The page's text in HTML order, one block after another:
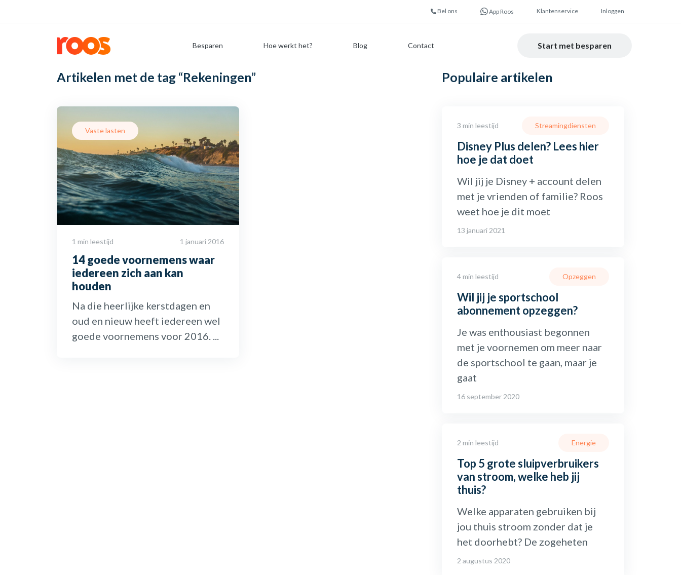
Bel ons App Roos Klantenservice Inloggen
Besparen Hoe werkt het? Blog Contact Start met besparen
Artikelen met de tag “Rekeningen”
Vaste lasten
1 min leestijd 1 januari 2016
14 goede voornemens waar
iedereen zich aan kan
houden
Na die heerlijke kerstdagen en
oud en nieuw heeft iedereen wel
goede voornemens voor 2016. ...
Populaire artikelen
3 min leestijd
Disney Plus delen? Lees hier
hoe je dat doet
Streamingdiensten
Wil jij je Disney + account delen
met je vrienden of familie? Roos
weet hoe je dit moet
13 januari 2021
4 min leestijd
Wil jij je sportschool
abonnement opzeggen?
Opzeggen
Je was enthousiast begonnen
met je voornemen om meer naar
de sportschool te gaan, maar je
gaat
16 september 2020
2 min leestijd
Top 5 grote sluipverbruikers
van stroom, welke heb jij
thuis?
Energie
Welke apparaten gebruiken bij
jou thuis stroom zonder dat je
het doorhebt? De zogeheten
2 augustus 2020